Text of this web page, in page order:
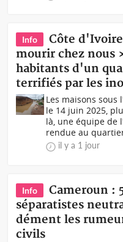
Info
Côte
mourir chez nous
habitants d'un
terrifiés par les
Les maisons sous
le 14 juin 2025,
là, une équipe de
rendue au
il y a 1 jour
Info
Cameroun :
séparatistes
dément les
civils